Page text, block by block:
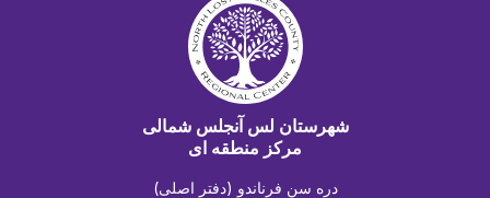
شهرستان لس آنجلس شمالی
مرکز منطقه ای
دره سن فرناندو (دفتر اصلی)